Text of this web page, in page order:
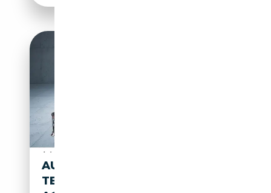
AUDI RS5
TECHPRO/270/B&O/RS-